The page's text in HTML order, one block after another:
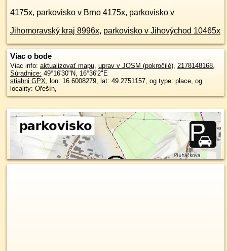
4175x, parkovisko v Brno 4175x, parkovisko v
Jihomoravský kraj 8996x, parkovisko v Jihovýchod 10465x
Viac o bode
Viac info: aktualizovať mapu, uprav v JOSM (pokročilé), 2178148168,
Súradnice: 49°16'30"N, 16°36'2"E
stiahni GPX, lon: 16.6008279, lat: 49.2751157, og type: place, og
locality: Ořešín,